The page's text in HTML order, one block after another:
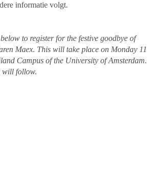
informatie volgt.
to register for the festive goodbye of
Maex. This will take place on Monday 11
Campus of the University of Amsterdam.
will follow.